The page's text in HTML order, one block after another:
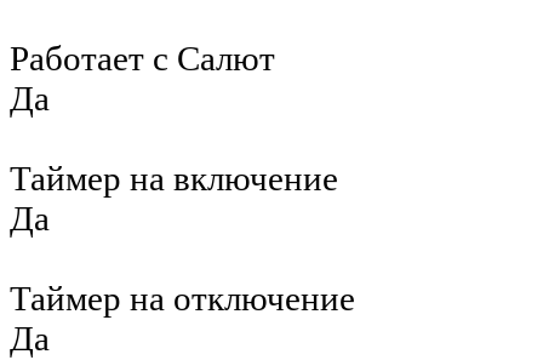
Работает с Салют
Да
Таймер на включение
Да
Таймер на отключение
Да